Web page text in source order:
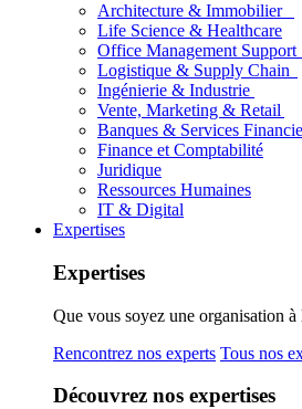
Architecture & Immobilier
Life Science & Healthcare
Office Management Support
Logistique & Supply Chain
Ingénierie & Industrie
Vente, Marketing & Retail
Banques & Services
Finance et Comptabilité
Juridique
Ressources Humaines
IT & Digital
Expertises
Expertises
Que vous soyez une organisation
Rencontrez nos experts Tous nos
Découvrez nos expertises